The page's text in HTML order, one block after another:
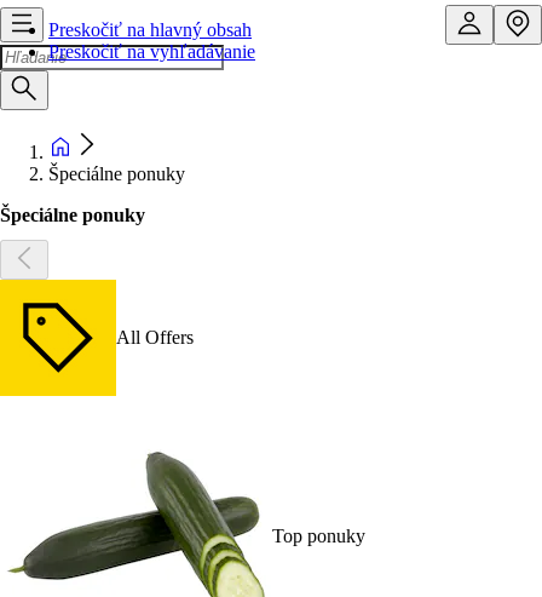
Preskočiť na hlavný obsah
Preskočiť na vyhľadávanie
Špeciálne ponuky
Špeciálne ponuky
All Offers
Top ponuky